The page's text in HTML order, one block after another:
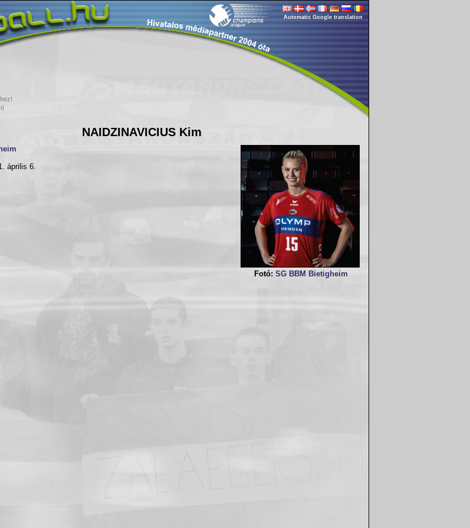
Automatic Google translation
NAIDZINAVICIUS Kim
április 6.
Fotó: SG BBM Bietigheim